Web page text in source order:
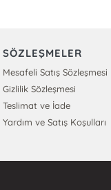
SÖZLEŞMELER
Mesafeli Satış Sözleşmesi
Gizlilik Sözleşmesi
Teslimat ve İade
Yardım ve Satış Koşulları